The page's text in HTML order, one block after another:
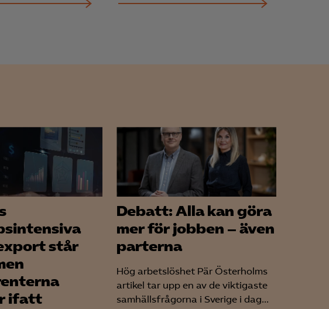
står
ifatt
Debatt: Alla kan göra
mer för jobben – även
parterna
Hög arbetslöshet Pär Österholms
artikel tar upp en av de viktigaste
samhällsfrågorna i Sverige i dag...